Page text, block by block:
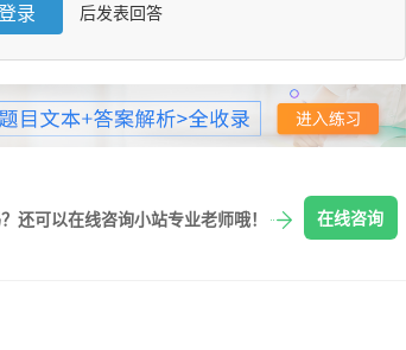
录 后发表回答
还可以在线咨询小站专业老师哦！ 在线咨询